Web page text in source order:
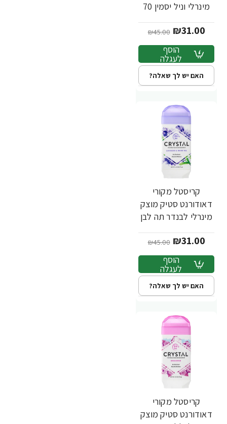
מינרלי וניל יסמין 70
Body
₪31.00
₪45.00
הוסף
לעגלה
האם יש לך שאלה?
קריסטל מקורי
דאודורנט סטיק מוצק
מינרלי לבנדר תה לבן
Crystal Body
₪31.00
₪45.00
הוסף
לעגלה
האם יש לך שאלה?
קריסטל מקורי
דאודורנט סטיק מוצק